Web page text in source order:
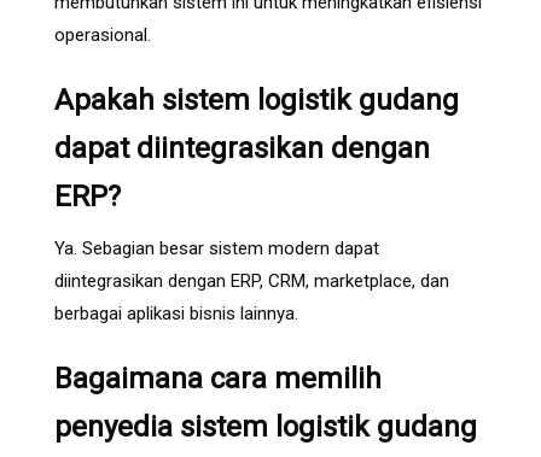
operasional.
Apakah sistem logistik gudang
dapat diintegrasikan dengan
ERP?
Ya. Sebagian besar sistem modern dapat
diintegrasikan dengan ERP, CRM, marketplace, dan
berbagai aplikasi bisnis lainnya.
Bagaimana cara memilih
penyedia sistem logistik gudang